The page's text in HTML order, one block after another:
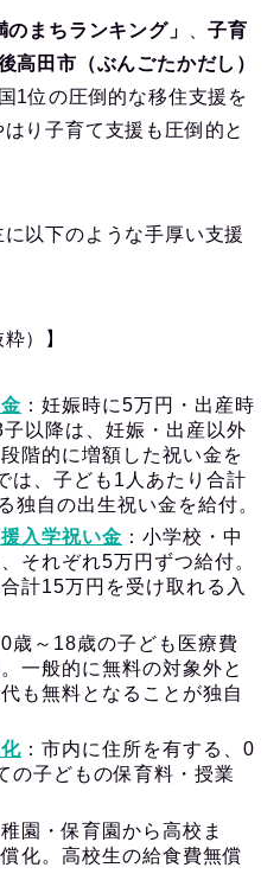
まちランキング」 、子育
高田市（ぶんごたかだし）
1位の圧倒的な移住支援を
り子育て支援も圧倒的と
以下のような手厚い支援
）】
：妊娠時に5万円・出産時
以降は、妊娠・出産以外
階的に増額した祝い金を
は、子ども1人あたり合計
独自の出生祝い金を給付。
入学祝い金 ：小学校・中
それぞれ5万円ずつ給付。
計15万円を受け取れる入
0歳～18歳の子ども医療費
一般的に無料の対象外と
も無料となることが独自
：市内に住所を有する、0
の子どもの保育料・授業
稚園・保育園から高校ま
化。高校生の給食費無償